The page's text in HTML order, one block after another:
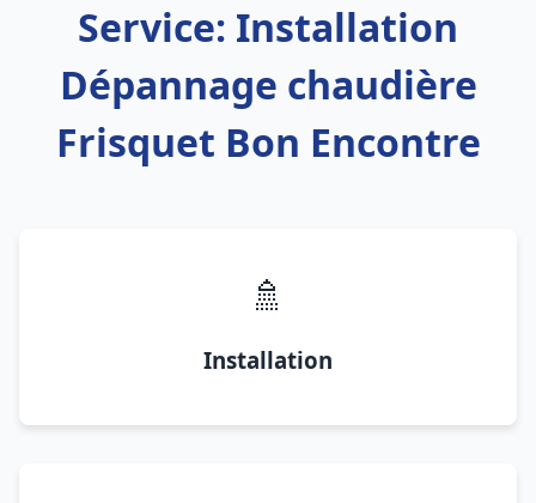
Service: Installation
Dépannage chaudière
Frisquet Bon Encontre
🚿
Installation